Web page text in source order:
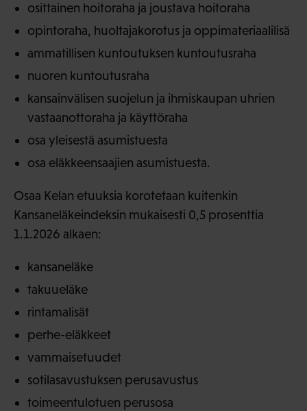
osittainen hoitoraha ja joustava hoitoraha
opintoraha, huoltajakorotus ja oppimateriaalilisä
ammatillisen kuntoutuksen kuntoutusraha
nuoren kuntoutusraha
kansainvälisen suojelun ja ihmiskaupan uhrien
vastaanottoraha ja käyttöraha
osa yleisestä asumistuesta
osa eläkkeensaajien asumistuesta.
Osaa Kelan etuuksia korotetaan kuitenkin
Kansaneläkeindeksin mukaisesti 0,5 prosenttia
1.1.2026 alkaen:
kansaneläke
takuueläke
rintamalisät
perhe-eläkkeet
vammaisetuudet
sotilasavustuksen perusavustus
toimeentulotuen perusosa